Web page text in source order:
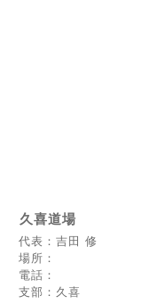
久喜道場
代表：吉田 修
場所：
電話：
支部：久喜